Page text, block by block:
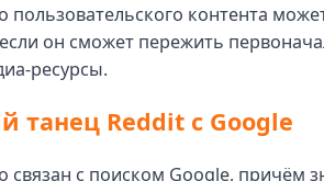
пользовательского контента
он сможет пережить
ресурсы.
танец Reddit с Google
связан с поиском Google, причём